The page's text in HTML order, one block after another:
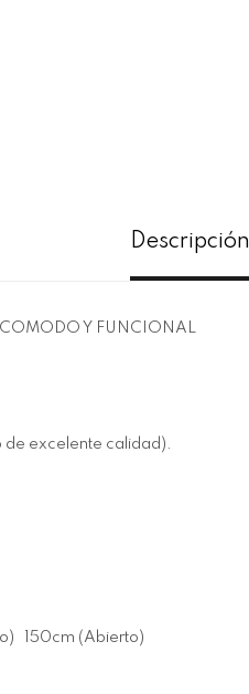
Descripción
Y FUNCIONAL
de excelente calidad).
150cm (Abierto)